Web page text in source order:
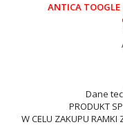
ANTICA
Dane
PRODUKT
W CELU ZAKUPU RAMKI